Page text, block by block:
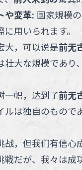
や変革: 国家規模
用いられます。
大，可以说是前无
壮大な規模であり
一帜，达到了前无
は独自のもので
战，但我们有信心
戦だが、我々は成